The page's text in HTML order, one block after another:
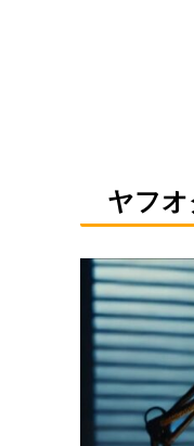
ヤフ